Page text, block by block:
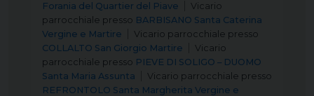
Forania del Quartier del Piave
Vicario
parrocchiale presso BARBISANO Santa Caterina
Vergine e Martire
Vicario parrocchiale presso
COLLALTO San Giorgio Martire
Vicario
parrocchiale presso PIEVE DI SOLIGO – DUOMO
Santa Maria Assunta
Vicario parrocchiale presso
REFRONTOLO Santa Margherita Vergine e